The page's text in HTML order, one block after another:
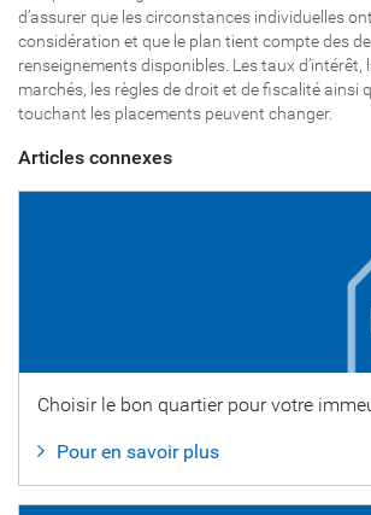
d’assurer que les circonstances individuelles
considération et que le plan tient compte des
renseignements disponibles. Les taux
marchés, les règles de droit et de fiscalité ainsi
touchant les placements peuvent changer.
Articles connexes
Choisir le bon quartier pour votre
Pour en savoir plus